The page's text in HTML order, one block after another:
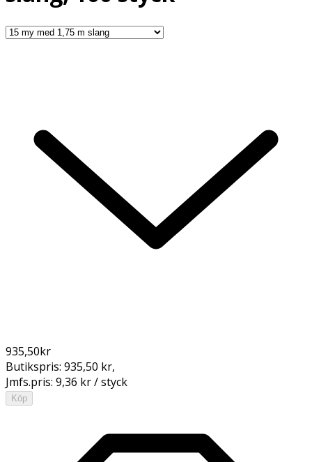
935,50kr
Butikspris: 935,50 kr,
Jmfs.pris: 9,36 kr / styck
Köp